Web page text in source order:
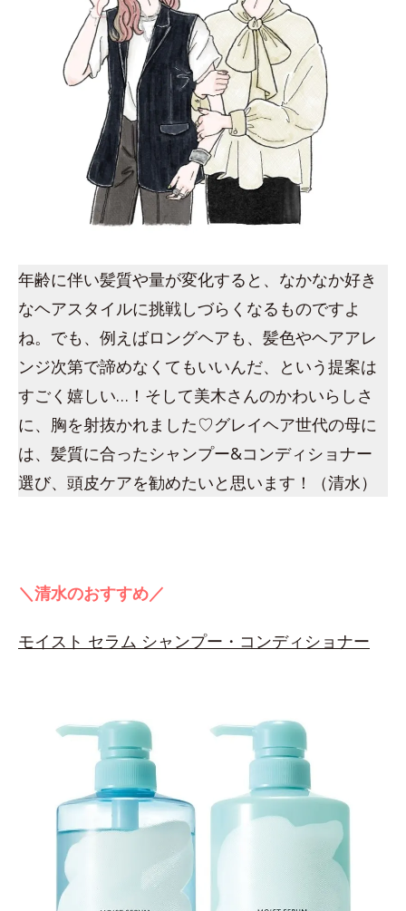
年齢に伴い髪質や量が変化すると、なかなか好き
なヘアスタイルに挑戦しづらくなるものですよ
ね。でも、例えばロングヘアも、髪色やヘアアレ
ンジ次第で諦めなくてもいいんだ、という提案は
すごく嬉しい…！そして美木さんのかわいらしさ
に、胸を射抜かれました♡グレイヘア世代の母に
は、髪質に合ったシャンプー&コンディショナー
選び、頭皮ケアを勧めたいと思います！（清水）
＼清水のおすすめ／
モイスト セラム シャンプー・コンディショナー